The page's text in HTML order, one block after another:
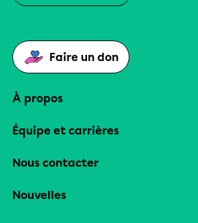
Faire un don
À propos
Équipe et carrières
Nous contacter
Nouvelles